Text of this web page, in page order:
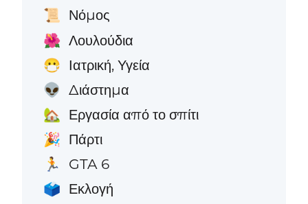
📜 Νόμος
🌺 Λουλούδια
😷 Ιατρική, Υγεία
👽 Διάστημα
🏡 Εργασία από το σπίτι
🎉 Πάρτι
🏃 GTA 6
🗳️ Εκλογή